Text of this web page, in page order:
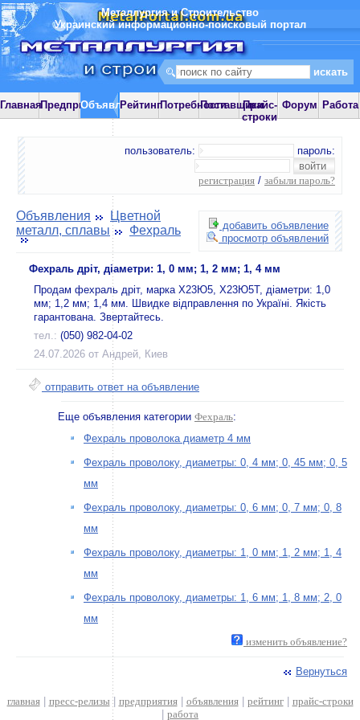
Металлургия и Строительство
Украинский информационно-поисковый портал
ГлавнаяПредприятияОбъявления
РейтингПотребностиПоставщики
Прайс-
строки
Форум Работа
пользователь: пароль:
регистрация / забыли пароль?
добавить объявление
просмотр объявлений
Объявления
Цветной
металл, сплавы
Фехраль
Фехраль дріт, діаметри: 1, 0 мм; 1, 2 мм; 1, 4 мм
Продам фехраль дріт, марка Х23Ю5, Х23Ю5Т, діаметри: 1,0
мм; 1,2 мм; 1,4 мм. Швидке відправлення по Україні. Якість
гарантована. Звертайтесь.
тел.: (050) 982-04-02
24.07.2026 от Андрей, Киев
отправить ответ на объявление
Еще объявления категории Фехраль:
Фехраль проволока диаметр 4 мм
Фехраль проволоку, диаметры: 0, 4 мм; 0, 45 мм; 0, 5
мм
Фехраль проволоку, диаметры: 0, 6 мм; 0, 7 мм; 0, 8
мм
Фехраль проволоку, диаметры: 1, 0 мм; 1, 2 мм; 1, 4
мм
Фехраль проволоку, диаметры: 1, 6 мм; 1, 8 мм; 2, 0
мм
изменить объявление?
Вернуться
главная| пресс-релизы | предприятия| объявления| рейтинг| прайс-строки
работа